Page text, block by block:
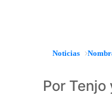
Noticias
Por